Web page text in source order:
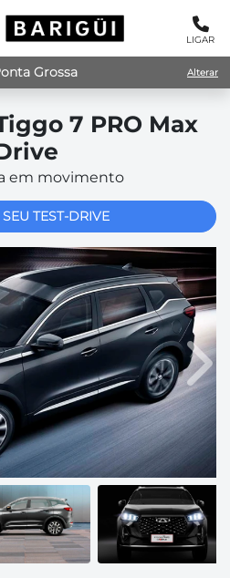
LIGAR
Grossa Alterar
7 PRO Max
em movimento
TEST-DRIVE